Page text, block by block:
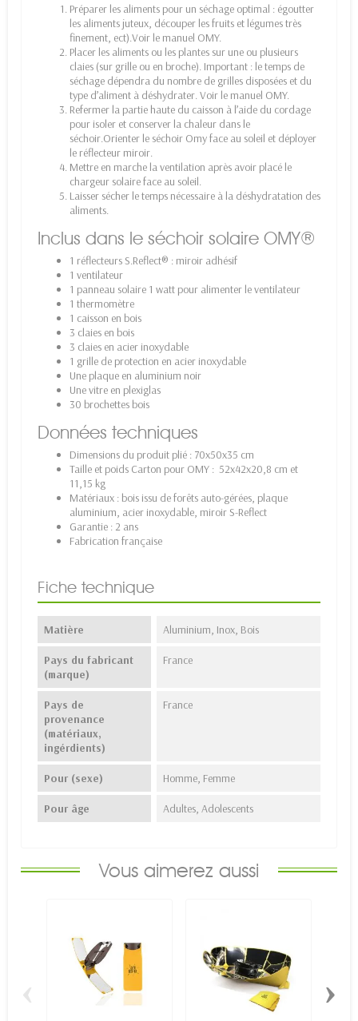
Préparer les aliments pour un séchage optimal : égoutter
les aliments juteux, découper les fruits et légumes très
finement, ect).Voir le manuel OMY.
Placer les aliments ou les plantes sur une ou plusieurs
claies (sur grille ou en broche). Important : le temps de
séchage dépendra du nombre de grilles disposées et du
type d’aliment à déshydrater. Voir le manuel OMY.
Refermer la partie haute du caisson à l’aide du cordage
pour isoler et conserver la chaleur dans le
séchoir.Orienter le séchoir Omy face au soleil et déployer
le réflecteur miroir.
Mettre en marche la ventilation après avoir placé le
chargeur solaire face au soleil.
Laisser sécher le temps nécessaire à la déshydratation des
aliments.
Inclus dans le séchoir solaire OMY®
1 réflecteurs S.Reflect® : miroir adhésif
1 ventilateur
1 panneau solaire 1 watt pour alimenter le ventilateur
1 thermomètre
1 caisson en bois
3 claies en bois
3 claies en acier inoxydable
1 grille de protection en acier inoxydable
Une plaque en aluminium noir
Une vitre en plexiglas
30 brochettes bois
Données techniques
Dimensions du produit plié : 70x50x35 cm
Taille et poids Carton pour OMY : 52x42x20,8 cm et
11,15 kg
Matériaux : bois issu de forêts auto-gérées, plaque
aluminium, acier inoxydable, miroir S-Reflect
Garantie : 2 ans
Fabrication française
Fiche technique
Matière Aluminium, Inox, Bois
Pays du fabricant
(marque)
France
Pays de
provenance
(matériaux,
ingérdients)
France
Pour (sexe) Homme, Femme
Pour âge Adultes, Adolescents
Vous aimerez aussi
‹ ›